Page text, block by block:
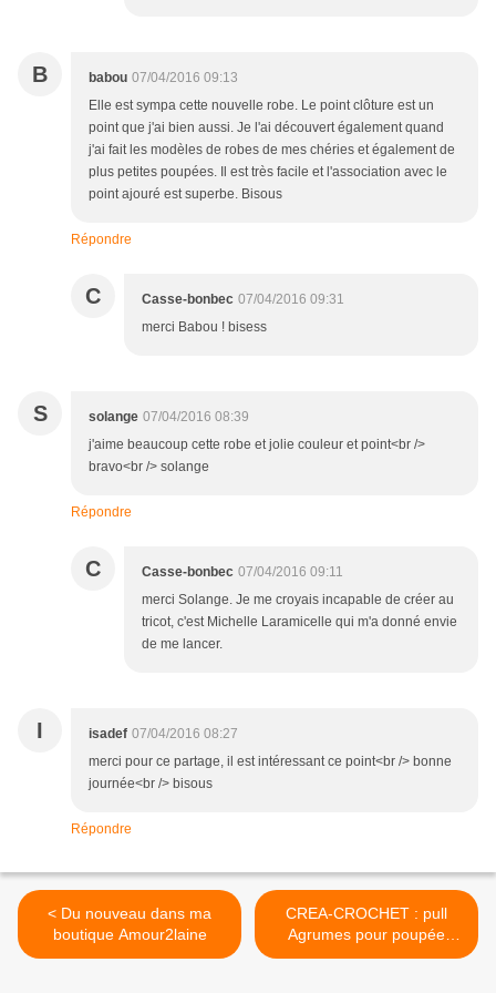
B babou 07/04/2016 09:13
Elle est sympa cette nouvelle robe. Le point clôture est un
point que j'ai bien aussi. Je l'ai découvert également quand
j'ai fait les modèles de robes de mes chéries et également de
plus petites poupées. Il est très facile et l'association avec le
point ajouré est superbe. Bisous
Répondre
C Casse-bonbec 07/04/2016 09:31
merci Babou ! bisess
S solange 07/04/2016 08:39
j'aime beaucoup cette robe et jolie couleur et point<br />
bravo<br /> solange
Répondre
C Casse-bonbec 07/04/2016 09:11
merci Solange. Je me croyais incapable de créer au
tricot, c'est Michelle Laramicelle qui m'a donné envie
de me lancer.
I isadef 07/04/2016 08:27
merci pour ce partage, il est intéressant ce point<br /> bonne
journée<br /> bisous
Répondre
< Du nouveau dans ma
boutique Amour2laine
CREA-CROCHET : pull
Agrumes pour poupée
Nancy >